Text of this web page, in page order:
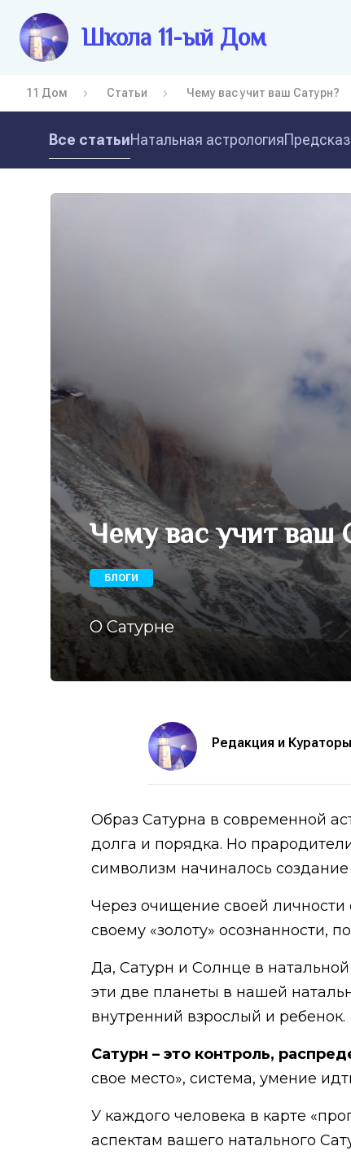
Школа 11-ый Дом
11 Дом Статьи Чему вас учит ваш Сатурн?
Все статьиНатальная астрология
Чему вас учит ваш
БЛОГИ
О Сатурне
Редакция и
Образ Сатурна в современной
долга и порядка. Но
символизм начиналось
Через очищение своей
своему «золоту» осознанности,
Да, Сатурн и Солнце в натальной
эти две планеты в нашей
внутренний взрослый и ребенок.
Сатурн – это контроль,
свое место», система, умение
У каждого человека в карте
аспектам вашего натального